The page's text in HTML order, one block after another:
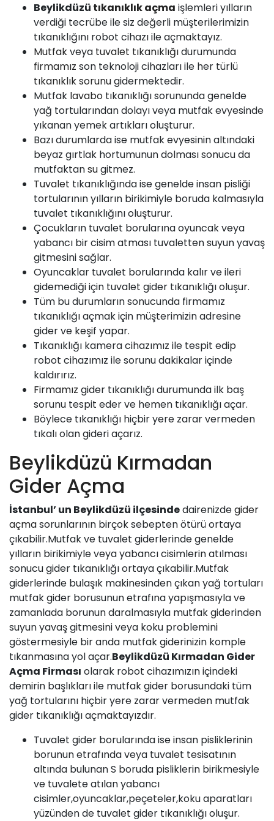
Beylikdüzü tıkanıklıkaçma işlemleri yılların
verdiği tecrübe ile siz değerli müşterilerimizin
tıkanıklığını robot cihazı ile açmaktayız.
Mutfakveya tuvalet tıkanıklığıdurumunda
firmamız son teknoloji cihazları ile her türlü
tıkanıklık sorunugidermektedir.
Mutfak lavabo tıkanıklığı sorununda genelde
yağ tortularından dolayı veya mutfak evyesinde
yıkanan yemek artıkları oluşturur.
Bazı durumlarda ise mutfak evyesinin altındaki
beyaz gırtlak hortumunun dolması sonucu da
mutfaktansugitmez.
Tuvalet tıkanıklığında ise genelde insan pisliği
tortularının yılların birikimiyle boruda kalmasıyla
tuvalet tıkanıklığını oluşturur.
Çocukların tuvalet borularına oyuncak veya
yabancı bir cisim atması tuvaletten suyun yavaş
gitmesini sağlar.
Oyuncaklar tuvalet borularında kalır ve ileri
gidemediği için tuvalet gider tıkanıklığı oluşur.
Tüm bu durumların sonucunda firmamız
tıkanıklığı açmak için müşterimizin adresine
gider ve keşif yapar.
Tıkanıklığı kamera cihazımız ile tespit edip
robot cihazımız ile sorunu dakikalar içinde
kaldırırız.
Firmamız gider tıkanıklığı durumunda ilk baş
sorunu tespit eder ve hemen tıkanıklığı açar.
Böylece tıkanıklığı hiçbir yere zarar vermeden
tıkalı olan gideri açarız.
Beylikdüzü Kırmadan
Gider Açma
İstanbul’ un Beylikdüzü ilçesindedairenizdegider
açmasorunlarının birçok sebepten ötürü ortaya
çıkabilir.Mutfak ve tuvalet giderlerinde genelde
yılların birikimiyle veya yabancı cisimlerin atılması
sonucu gider tıkanıklığı ortaya çıkabilir.Mutfak
giderlerinde bulaşık makinesinden çıkan yağ tortuları
mutfak gider borusunun etrafına yapışmasıyla ve
zamanlada borunun daralmasıyla mutfak giderinden
suyun yavaş gitmesini veya koku problemini
göstermesiyle bir anda mutfak giderinizin komple
tıkanmasına yol açar.Beylikdüzü Kırmadan Gider
Açma Firması olarak robot cihazımızın içindeki
demirin başlıkları ile mutfak gider borusundaki tüm
yağ tortularını hiçbir yere zarar vermeden mutfak
gider tıkanıklığı açmaktayızdır.
Tuvalet gider borularında ise insan pisliklerinin
borunun etrafında veya tuvalet tesisatının
altında bulunan S boruda pisliklerin birikmesiyle
ve tuvalete atılan yabancı
cisimler,oyuncaklar,peçeteler,koku aparatları
yüzünden de tuvalet gider tıkanıklığı oluşur.